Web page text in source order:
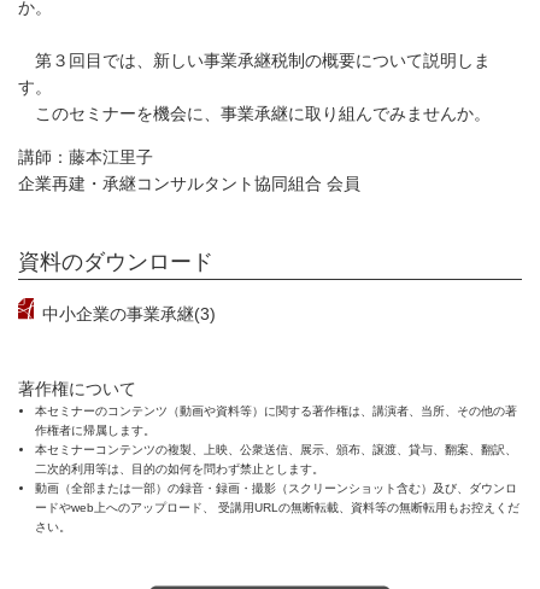
か。
第３回目では、新しい事業承継税制の概要について説明しま
す。
このセミナーを機会に、事業承継に取り組んでみませんか。
講師：藤本江里子
企業再建・承継コンサルタント協同組合 会員
資料のダウンロード
中小企業の事業承継(3)
著作権について
本セミナーのコンテンツ（動画や資料等）に関する著作権は、講演者、当所、その他の著
作権者に帰属します。
本セミナーコンテンツの複製、上映、公衆送信、展示、頒布、譲渡、貸与、翻案、翻訳、
二次的利用等は、目的の如何を問わず禁止とします。
動画（全部または一部）の録音・録画・撮影（スクリーンショット含む）及び、ダウンロ
ードやweb上へのアップロード、 受講用URLの無断転載、資料等の無断転用もお控えくだ
さい。